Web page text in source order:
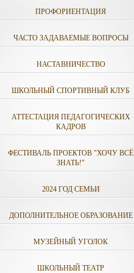
ПРОФОРИЕНТАЦИЯ
ЧАСТО ЗАДАВАЕМЫЕ ВОПРОСЫ
НАСТАВНИЧЕСТВО
ШКОЛЬНЫЙ СПОРТИВНЫЙ КЛУБ
АТТЕСТАЦИЯ ПЕДАГОГИЧЕСКИХ
КАДРОВ
ФЕСТИВАЛЬ ПРОЕКТОВ "ХОЧУ ВСЁ
ЗНАТЬ!"
2024 ГОД СЕМЬИ
ДОПОЛНИТЕЛЬНОЕ ОБРАЗОВАНИЕ
МУЗЕЙНЫЙ УГОЛОК
ШКОЛЬНЫЙ ТЕАТР